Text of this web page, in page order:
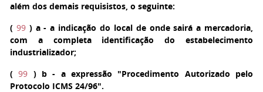
além dos demais requisistos, o seguinte:
( 99 ) a- a indicação do local de onde sairá a mercadoria,
com a completa identificação do estabelecimento
industrializador;
( 99 ) b - a expressão "Procedimento Autorizado pelo
Protocolo ICMS 24/96".